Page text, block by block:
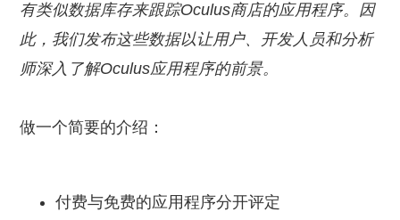
有类似数据库存来跟踪Oculus商店的应用程序。因
此，我们发布这些数据以让用户、开发人员和分析
师深入了解Oculus应用程序的前景。
做一个简要的介绍：
付费与免费的应用程序分开评定